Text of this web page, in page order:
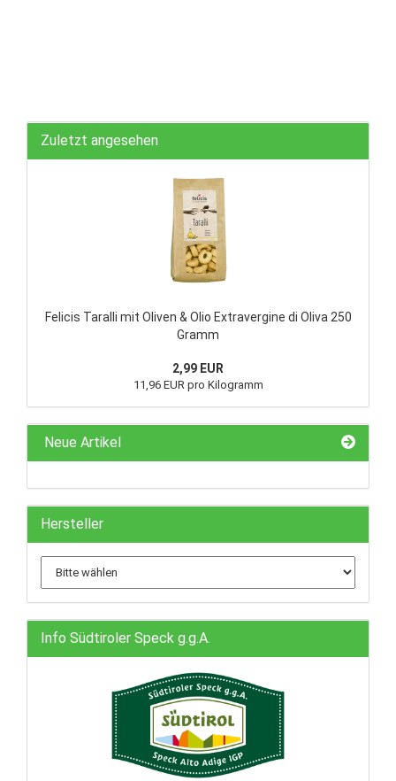
Zuletzt angesehen
Felicis Taralli mit Oliven & Olio Extravergine di Oliva 250
Gramm
2,99 EUR
11,96 EUR pro Kilogramm
Neue Artikel
Hersteller
Info Südtiroler Speck g.g.A.